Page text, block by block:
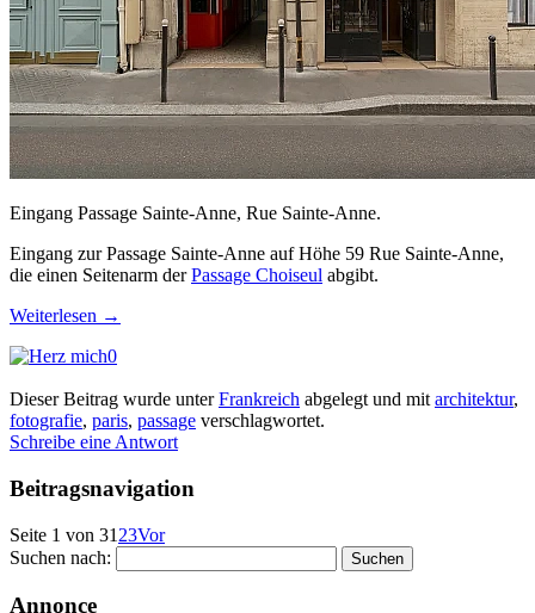
Eingang Passage Sainte-Anne, Rue Sainte-Anne.
Eingang zur Passage Sainte-Anne auf Höhe 59 Rue Sainte-Anne,
die einen Seitenarm derPassage Choiseul abgibt.
Weiterlesen →
0
Dieser Beitrag wurde unterFrankreich abgelegt und mit architektur,
fotografie, paris, passage verschlagwortet.
Schreibe eine Antwort
Beitragsnavigation
Seite 1 von 31 23Vor
Suchen nach:
Annonce